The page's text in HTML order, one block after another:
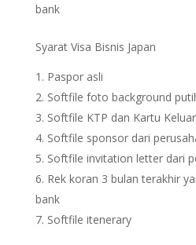
bank
Syarat Visa Bisnis Japan
Paspor asli
Softfile foto background
Softfile KTP dan Kartu
Softfile sponsor dari
Softfile invitation letter dari
Rek koran 3 bulan terakhir
bank
Softfile itenerary